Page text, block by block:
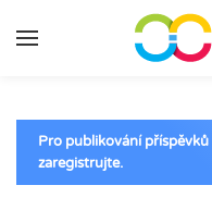
Přeskočit na hlavní
Pro publikování
zaregistrujte.